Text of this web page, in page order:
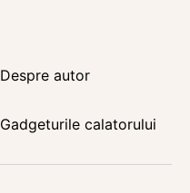
Despre autor
Gadgeturile calatorului